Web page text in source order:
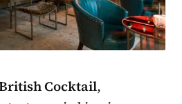
Cocktail,